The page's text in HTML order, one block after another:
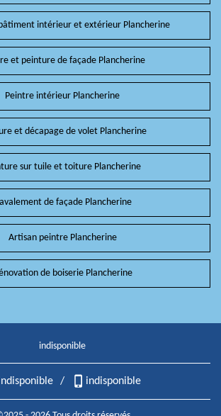
intérieur et extérieur Plancherine
et peinture de façade Plancherine
Peintre intérieur Plancherine
et décapage de volet Plancherine
sur tuile et toiture Plancherine
de façade Plancherine
Artisan peintre Plancherine
de boiserie Plancherine
indisponible
/ indisponible